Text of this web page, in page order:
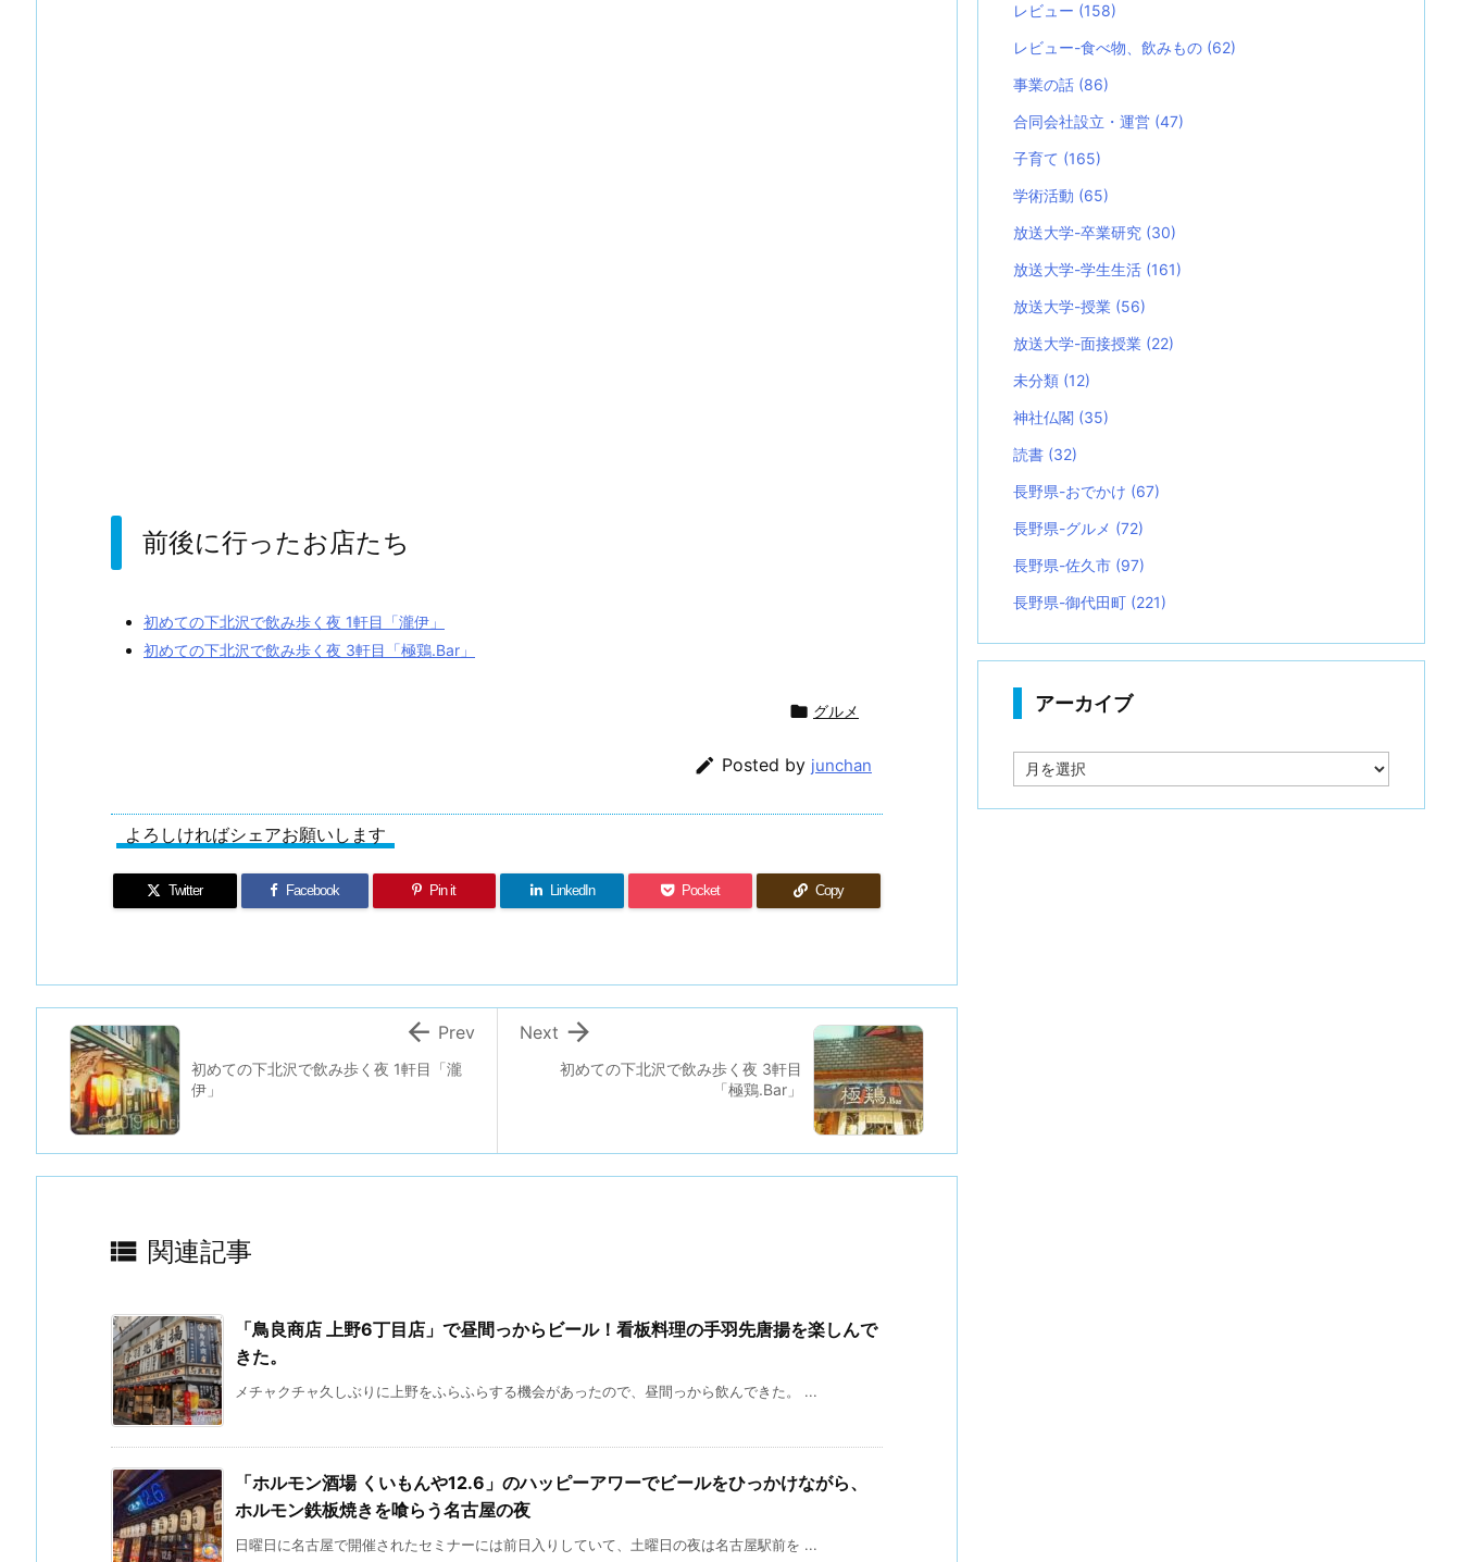
前後に行ったお店たち
初めての下北沢で飲み歩く夜 1軒目「瀧伊」
初めての下北沢で飲み歩く夜 3軒目「極鶏.Bar」
 グルメ
 Posted by junchan
よろしければシェアお願いします
Twitter Facebook Pin it LinkedIn Pocket Copy
初めての下北沢で飲み歩く夜 3軒目
「極鶏.Bar」

Next
初めての下北沢で飲み歩く夜 1軒目「瀧
伊」
 Prev
 関連記事
「鳥良商店 上野6丁目店」で昼間っからビール！看板料理の手羽先唐揚を楽しんで
きた。
メチャクチャ久しぶりに上野をふらふらする機会があったので、昼間っから飲んできた。 ...
「ホルモン酒場 くいもんや12.6」のハッピーアワーでビールをひっかけながら、
ホルモン鉄板焼きを喰らう名古屋の夜
日曜日に名古屋で開催されたセミナーには前日入りしていて、土曜日の夜は名古屋駅前を ...
レビュー (158)
レビュー-食べ物、飲みもの (62)
事業の話 (86)
合同会社設立・運営 (47)
子育て (165)
学術活動 (65)
放送大学-卒業研究 (30)
放送大学-学生生活 (161)
放送大学-授業 (56)
放送大学-面接授業 (22)
未分類 (12)
神社仏閣 (35)
読書 (32)
長野県-おでかけ (67)
長野県-グルメ (72)
長野県-佐久市 (97)
長野県-御代田町 (221)
アーカイブ
ー